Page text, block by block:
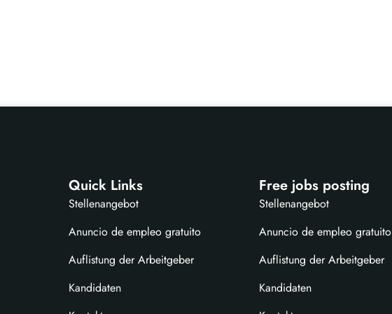
Quick Links
Stellenangebot
Anuncio de empleo gratuito
Auflistung der Arbeitgeber
Kandidaten
Free jobs posting
Stellenangebot
Anuncio de empleo gratuito
Auflistung der Arbeitgeber
Kandidaten